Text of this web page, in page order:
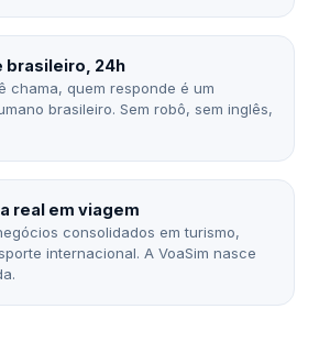
brasileiro, 24h
chama, quem responde é um
brasileiro. Sem robô, sem inglês,
real em viagem
consolidados em turismo,
internacional. A VoaSim nasce